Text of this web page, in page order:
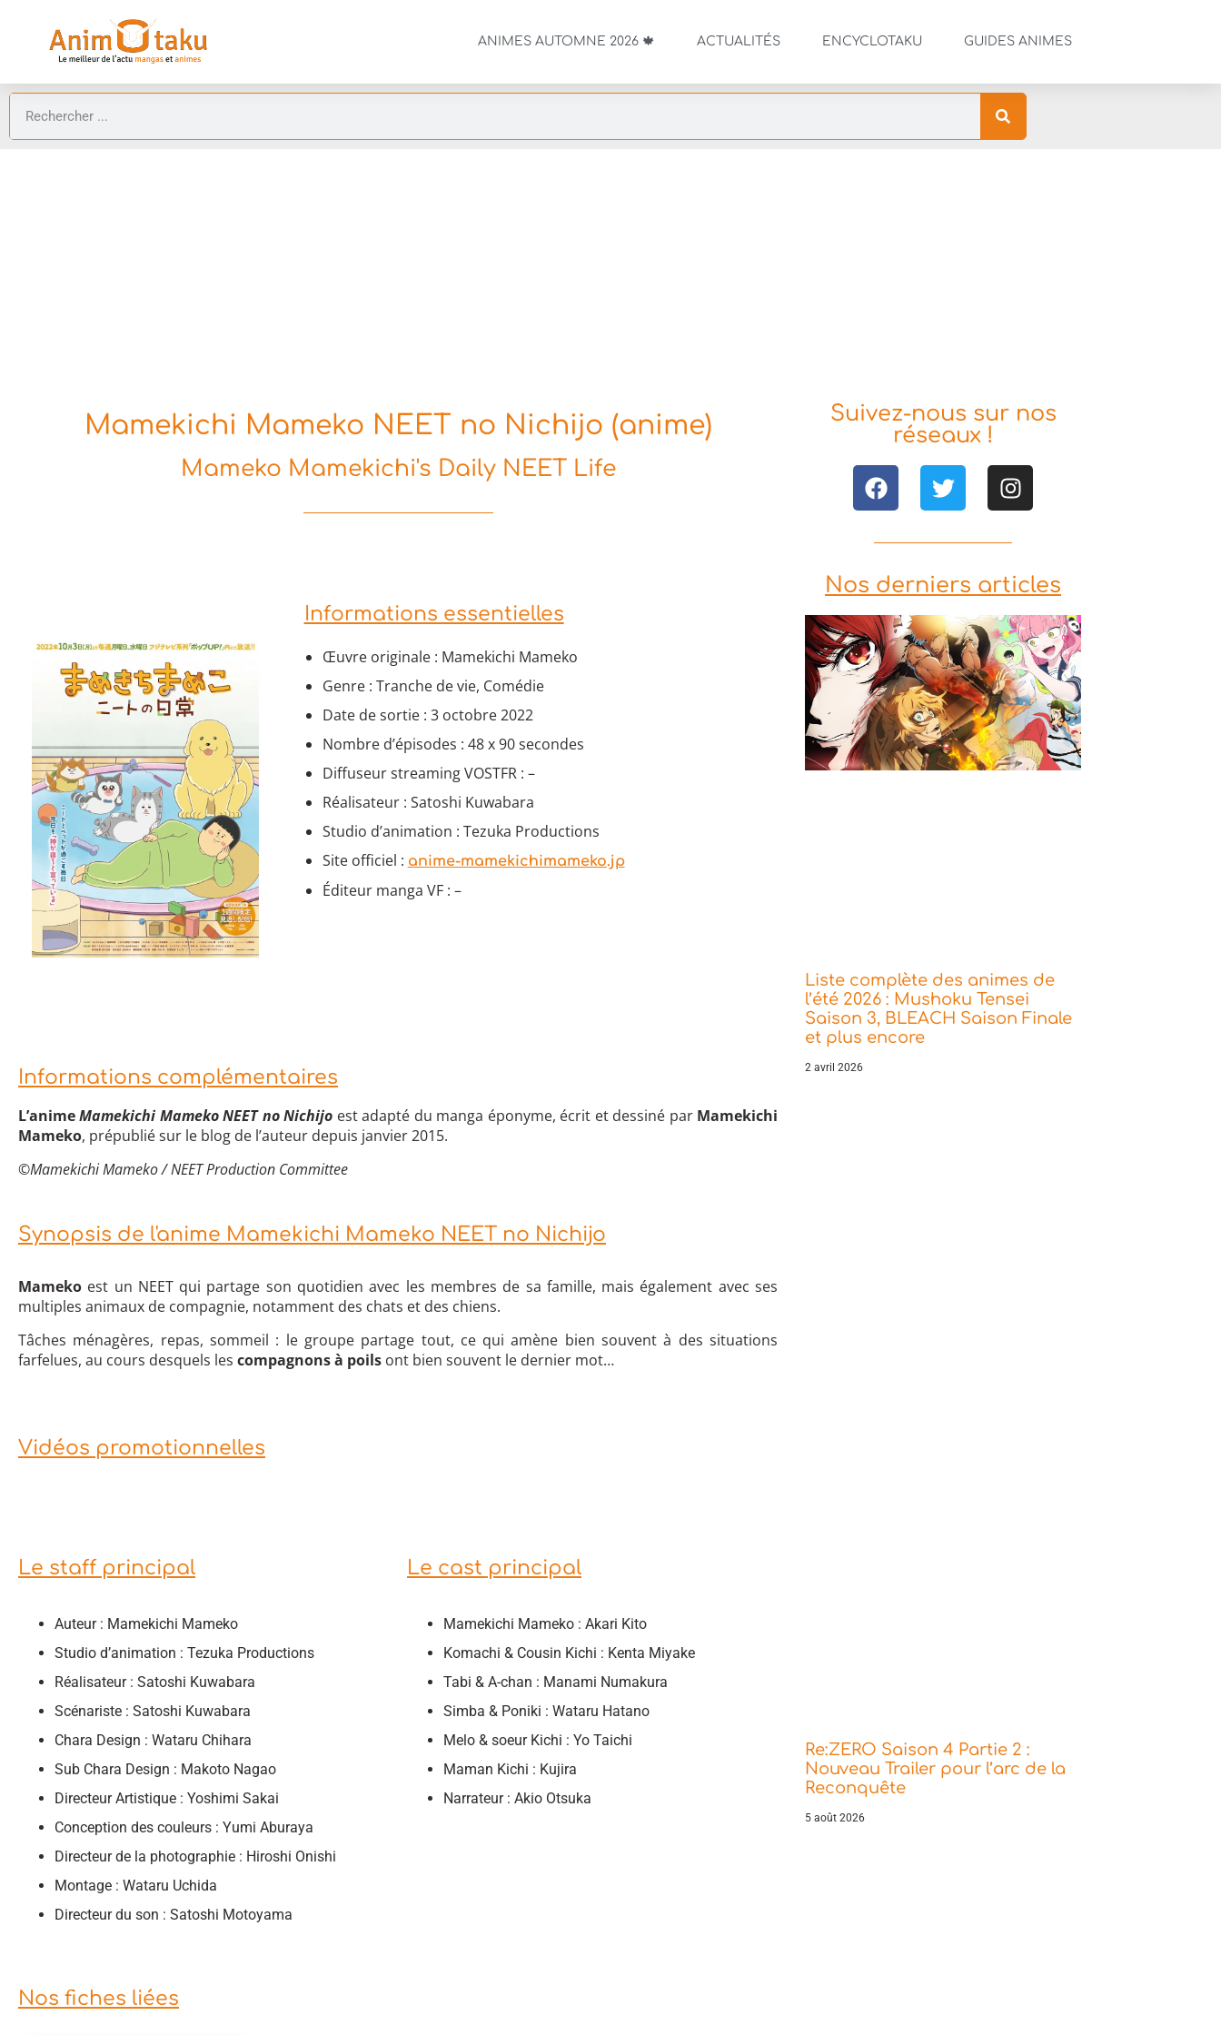
ANIMES AUTOMNE 2026 🍁 ACTUALITÉS ENCYCLOTAKU GUIDES ANIMES
Mamekichi Mameko NEET no Nichijo (anime)
Mameko Mamekichi's Daily NEET Life
Informations essentielles
Œuvre originale : Mamekichi Mameko
Genre : Tranche de vie, Comédie
Date de sortie : 3 octobre 2022
Nombre d’épisodes : 48 x 90 secondes
Diffuseur streaming VOSTFR : –
Réalisateur : Satoshi Kuwabara
Studio d’animation : Tezuka Productions
Site officiel : anime-mamekichimameko.jp
Éditeur manga VF : –
Informations complémentaires
L’animeMamekichi Mameko NEET no Nichijo est adapté du manga éponyme, écrit et dessiné par Mamekichi
Mameko, prépublié sur le blog de l’auteur depuis janvier 2015.
©Mamekichi Mameko / NEET Production Committee
Synopsis de l'anime Mamekichi Mameko NEET no Nichijo
Mameko est un NEET qui partage son quotidien avec les membres de sa famille, mais également avec ses
multiples animaux de compagnie, notamment des chats et des chiens.
Tâches ménagères, repas, sommeil : le groupe partage tout, ce qui amène bien souvent à des situations
farfelues, au cours desquels les compagnons à poils ont bien souvent le dernier mot…
Vidéos promotionnelles
Le staff principal
Auteur : Mamekichi Mameko
Studio d’animation : Tezuka Productions
Réalisateur : Satoshi Kuwabara
Scénariste : Satoshi Kuwabara
Chara Design : Wataru Chihara
Sub Chara Design : Makoto Nagao
Directeur Artistique : Yoshimi Sakai
Conception des couleurs : Yumi Aburaya
Directeur de la photographie : Hiroshi Onishi
Montage : Wataru Uchida
Directeur du son : Satoshi Motoyama
Le cast principal
Mamekichi Mameko : Akari Kito
Komachi & Cousin Kichi : Kenta Miyake
Tabi & A-chan : Manami Numakura
Simba & Poniki : Wataru Hatano
Melo & soeur Kichi : Yo Taichi
Maman Kichi : Kujira
Narrateur : Akio Otsuka
Nos fiches liées
Suivez-nous sur nos
réseaux !
Nos derniers articles
Liste complète des animes de
l’été 2026 : Mushoku Tensei
Saison 3, BLEACH Saison Finale
et plus encore
2 avril 2026
Re:ZERO Saison 4 Partie 2 :
Nouveau Trailer pour l’arc de la
Reconquête
5 août 2026